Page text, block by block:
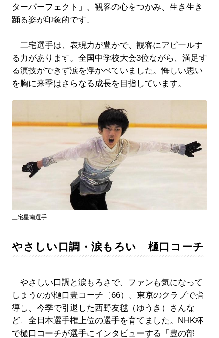
ターパーフェクト」。観客の心をつかみ、生き生き
踊る姿が印象的です。
三宅選手は、表現力が豊かで、観客にアピールす
る力があります。全国中学校大会3位ながら、満足す
る演技ができず涙を浮かべていました。悔しい思い
を胸に来季はさらなる成長を目指しています。
三宅星南選手
やさしい口調・涙もろい 樋口コーチ
やさしい口調と涙もろさで、ファンも気になって
しまうのが樋口豊コーチ（66）。東京のクラブで指
導し、今季で引退した西野友毬（ゆうき）さんな
ど、全日本選手権上位の選手を育てました。NHK杯
で樋口コーチが選手にインタビューする「豊の部